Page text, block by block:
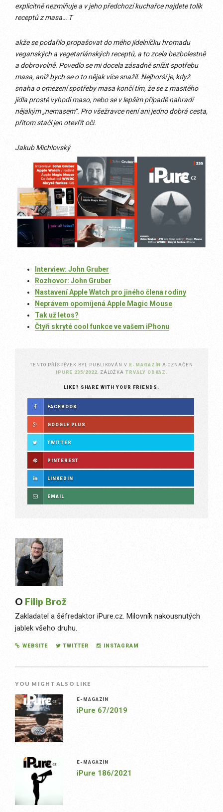
explicitně nezmiňuje a v jeho předchozí kuchařce najdete tolik
receptů z masa… T
akže se podařilo propašovat do mého jídelníčku hromadu
veganských a vegetariánských receptů, a to zcela bezbolestně
a dobrovolně. Povedlo se mi docela zásadně snížit spotřebu
masa, aniž bych se o to nějak více snažil. Nejhorší je, když
snaha o omezení spotřeby masa končí tím, že se z masitého
jídla prostě vyhodí maso, nebo se v lepším případě nahradí
nějakým „nemasem“. Pro všežravce není ani jedno dobrá cesta,
přitom stačí jen otevřít oči.
Jakub Michlovský
Interview: John Gruber
Rozhovor: John Gruber
Nastavení Apple Watch pro jiného člena rodiny
Neprávem opomíjená Apple Magic Mouse
Tak už letos?
Čtyři skryté cool funkce ve vašem iPhonu
TENTO PŘÍSPĚVEK BYL PUBLIKOVÁN V E-MAGAZÍN A OZNAČEN
IPURE 235/2022. ZÁLOŽKATRVALÝ ODKAZ
LIKE? SHARE WITH YOUR FRIENDS.
FACEBOOK
GOOGLE PLUS
TWITTER
PINTEREST
LINKEDIN
EMAIL
O Filip Brož
Zakladatel a šéfredaktor iPure.cz. Milovník nakousnutých
jablek všeho druhu.
WEBSITE TWITTER INSTAGRAM
YOU MIGHT ALSO LIKE
E-MAGAZÍN
iPure 67/2019
E-MAGAZÍN
iPure 186/2021